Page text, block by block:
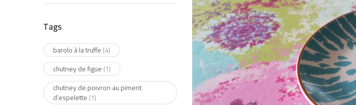
Tags
barolo à la truffe (4)
chutney de figue (1)
chutney de poivron au piment
d’espelette (1)